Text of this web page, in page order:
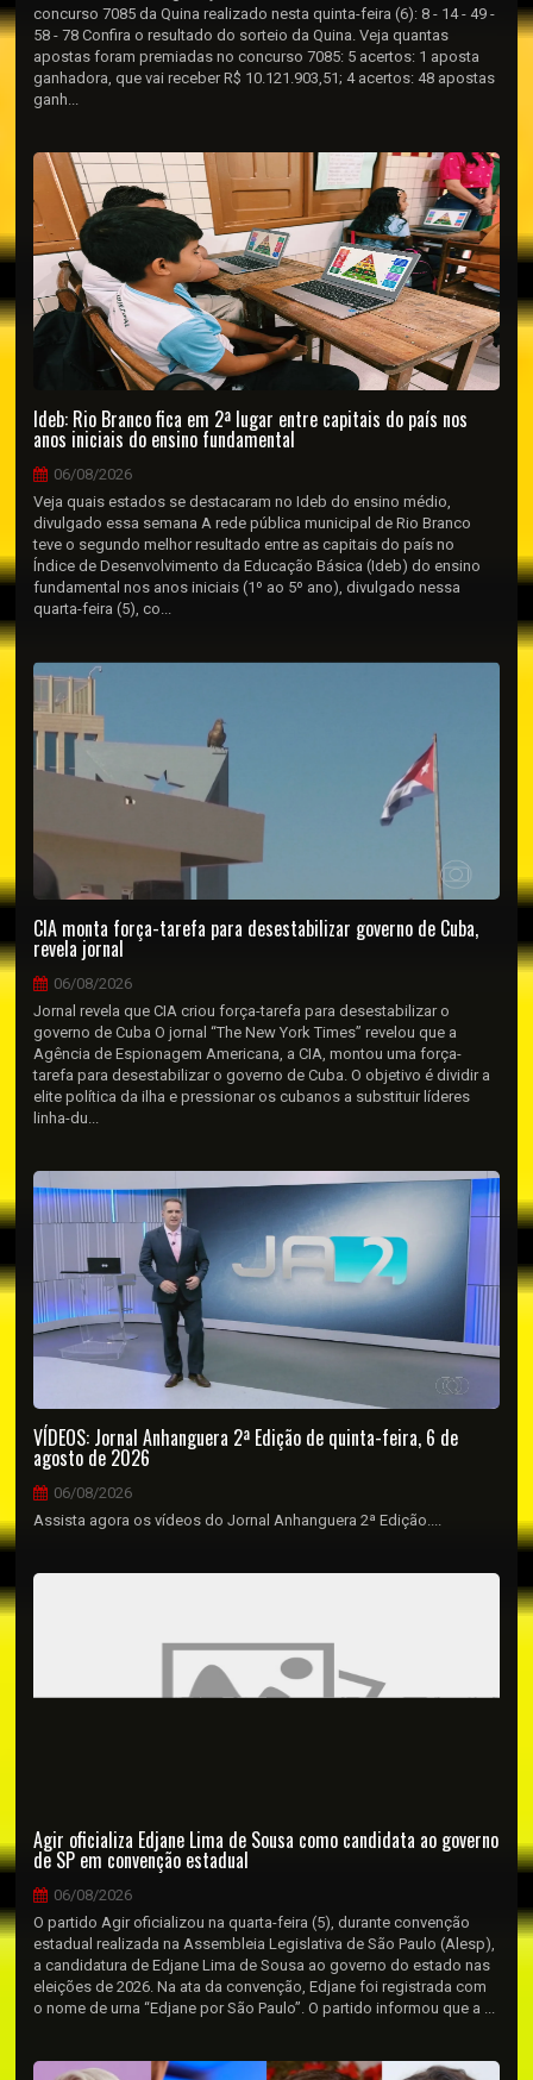
concurso 7085 da Quina realizado nesta quinta-feira (6): 8 - 14 - 49 -
58 - 78 Confira o resultado do sorteio da Quina. Veja quantas
apostas foram premiadas no concurso 7085: 5 acertos: 1 aposta
ganhadora, que vai receber R$ 10.121.903,51; 4 acertos: 48 apostas
ganh...
Ideb: Rio Branco fica em 2ª lugar entre capitais do país nos
anos iniciais do ensino fundamental
06/08/2026
Veja quais estados se destacaram no Ideb do ensino médio,
divulgado essa semana A rede pública municipal de Rio Branco
teve o segundo melhor resultado entre as capitais do país no
Índice de Desenvolvimento da Educação Básica (Ideb) do ensino
fundamental nos anos iniciais (1º ao 5º ano), divulgado nessa
quarta-feira (5), co...
CIA monta força-tarefa para desestabilizar governo de Cuba,
revela jornal
06/08/2026
Jornal revela que CIA criou força-tarefa para desestabilizar o
governo de Cuba O jornal “The New York Times” revelou que a
Agência de Espionagem Americana, a CIA, montou uma força-
tarefa para desestabilizar o governo de Cuba. O objetivo é dividir a
elite política da ilha e pressionar os cubanos a substituir líderes
linha-du...
VÍDEOS: Jornal Anhanguera 2ª Edição de quinta-feira, 6 de
agosto de 2026
06/08/2026
Assista agora os vídeos do Jornal Anhanguera 2ª Edição....
Agir oficializa Edjane Lima de Sousa como candidata ao governo
de SP em convenção estadual
06/08/2026
O partido Agir oficializou na quarta-feira (5), durante convenção
estadual realizada na Assembleia Legislativa de São Paulo (Alesp),
a candidatura de Edjane Lima de Sousa ao governo do estado nas
eleições de 2026. Na ata da convenção, Edjane foi registrada com
o nome de urna “Edjane por São Paulo”. O partido informou que a ...